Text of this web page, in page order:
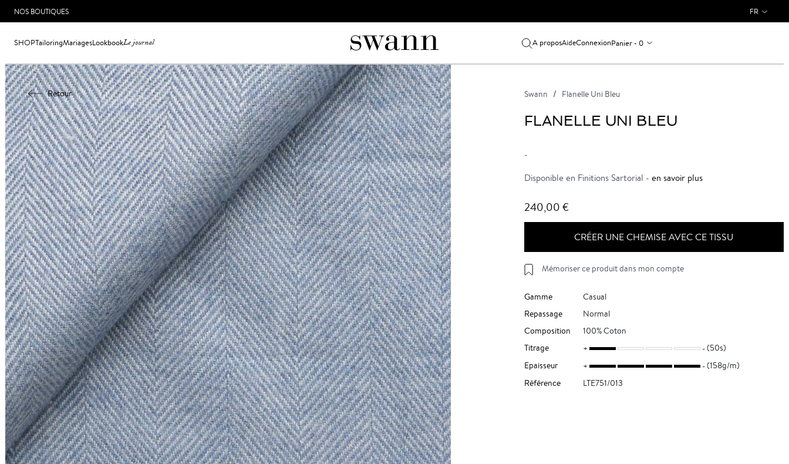
NOS BOUTIQUES FR
SHOPTailoringMariagesLookbookLe journal A proposAideConnexionPanier - 0
Retour Swann Flanelle Uni Bleu
FLANELLE UNI BLEU
-
Disponible en Finitions Sartorial - en savoir plus
240,00 €
CRÉER UNE CHEMISE AVEC CE TISSU
Mémoriser ce produit dans mon compte
Gamme
Casual
Repassage
Normal
Composition
100% Coton
Titrage
(50s)
Epaisseur
(158g/m)
Référence
LTE751/013